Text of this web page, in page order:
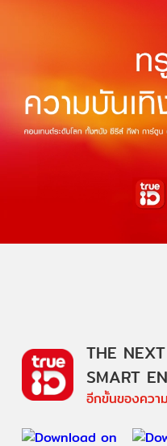
THE
SMART
อีกขั้นของควา